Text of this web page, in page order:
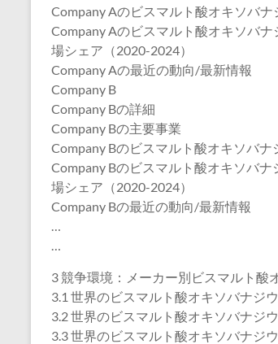
Company Aのビスマルト酸オキソバ
Company Aのビスマルト酸オキソバ
場シェア（2020-2024）
Company Aの最近の動向/最新情報
Company B
Company Bの詳細
Company Bの主要事業
Company Bのビスマルト酸オキソバ
Company Bのビスマルト酸オキソバ
場シェア（2020-2024）
Company Bの最近の動向/最新情報
…
…
3 競争環境：メーカー別ビスマルト
3.1 世界のビスマルト酸オキソバナジ
3.2 世界のビスマルト酸オキソバナジ
3.3 世界のビスマルト酸オキソバナジ